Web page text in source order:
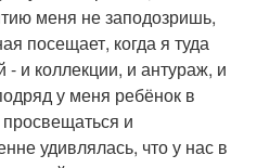
меня не заподозришь,
посещает, когда я туда
и коллекции, и антураж, и
у меня ребёнок в
и
удивлялась, что у нас в